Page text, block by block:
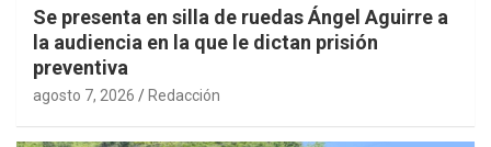
Se presenta en silla de ruedas Ángel Aguirre a
la audiencia en la que le dictan prisión
preventiva
agosto 7, 2026 Redacción